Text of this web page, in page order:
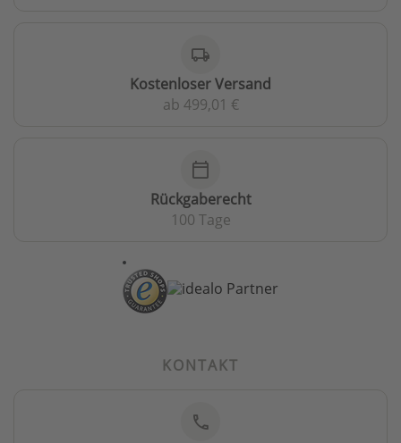
local_shipping
Kostenloser Versand
ab 499,01 €
calendar_today
Rückgaberecht
100 Tage
KONTAKT
phone